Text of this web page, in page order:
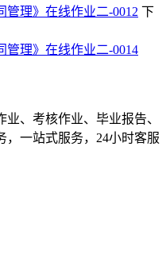
理》在线作业二-0012 下
管理》在线作业二-0014
、考核作业、毕业报告、
，一站式服务，24小时客服